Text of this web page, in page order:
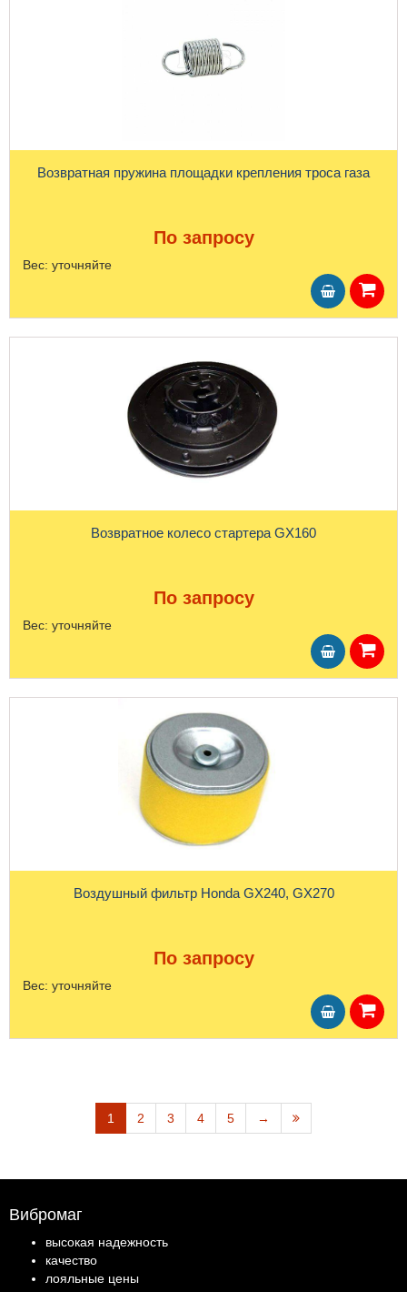
Возвратная пружина площадки крепления троса газа
По запросу
Вес: уточняйте
Возвратное колесо стартера GХ160
По запросу
Вес: уточняйте
Воздушный фильтр Honda GX240, GX270
По запросу
Вес: уточняйте
1 2 3 4 5 →
Вибромаг
высокая надежность
качество
лояльные цены